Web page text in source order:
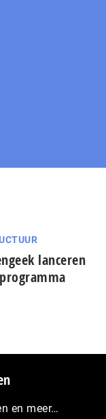
lanceren
en meer…